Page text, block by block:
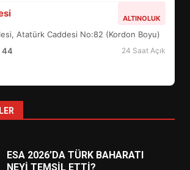
ALTINOLUK
Atatürk Caddesi No:82 (Kordon Boyu)
44
24 Saat Açık
YENİ YÖNETİM NASIL
ŞEKİLLENDİ?
HAREKETE GEÇİYOR: GÖZLER
ESA 2026’DA TÜRK BAHARATI
NEYİ TEMSİL ETTİ?